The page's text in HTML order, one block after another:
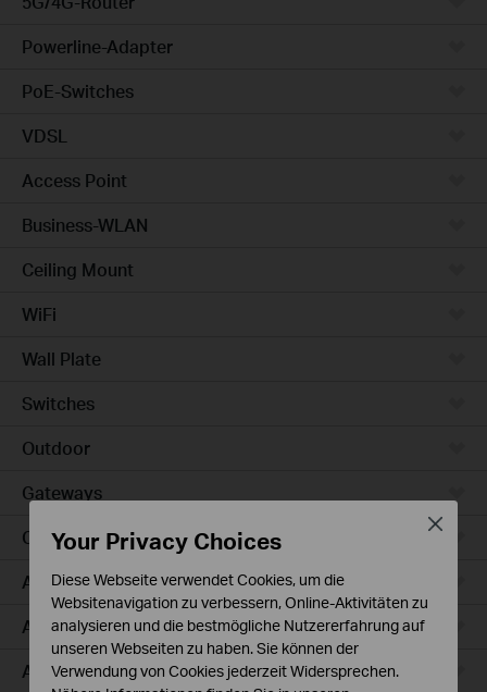
Powerline-Adapter
PoE-Switches
VDSL
Access Point
Business-WLAN
Ceiling Mount
WiFi
Wall Plate
Switches
Outdoor
Gateways
Campus
Access Max
Aggregation
Access Plus
Your Privacy Choices
Diese Webseite verwendet Cookies, um die
Websitenavigation zu verbessern, Online-Aktivitäten zu
analysieren und die bestmögliche Nutzererfahrung auf
unseren Webseiten zu haben. Sie können der
Verwendung von Cookies jederzeit Widersprechen.
Close